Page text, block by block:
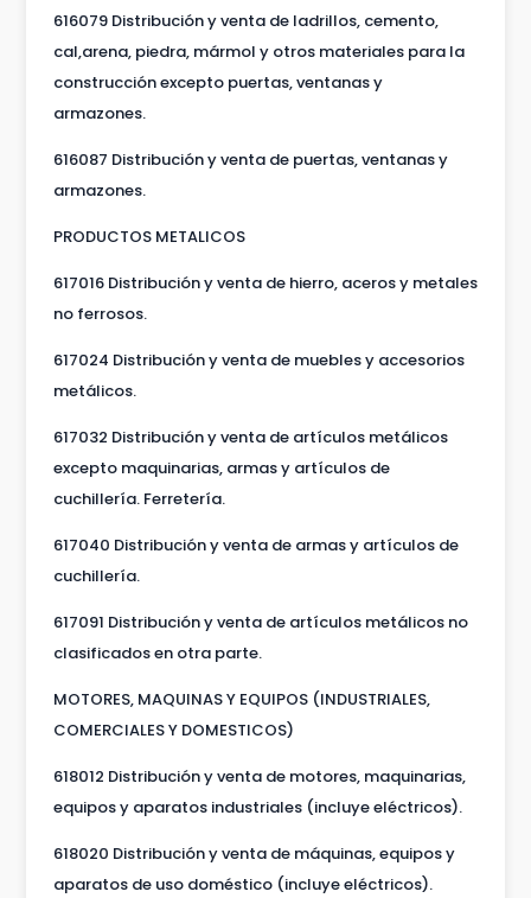
616079 Distribución y venta de ladrillos, cemento,
cal,arena, piedra, mármol y otros materiales para la
construcción excepto puertas, ventanas y
armazones.
616087 Distribución y venta de puertas, ventanas y
armazones.
PRODUCTOS METALICOS
617016 Distribución y venta de hierro, aceros y metales
no ferrosos.
617024 Distribución y venta de muebles y accesorios
metálicos.
617032 Distribución y venta de artículos metálicos
excepto maquinarias, armas y artículos de
cuchillería. Ferretería.
617040 Distribución y venta de armas y artículos de
cuchillería.
617091 Distribución y venta de artículos metálicos no
clasificados en otra parte.
MOTORES, MAQUINAS Y EQUIPOS (INDUSTRIALES,
COMERCIALES Y DOMESTICOS)
618012 Distribución y venta de motores, maquinarias,
equipos y aparatos industriales (incluye eléctricos).
618020 Distribución y venta de máquinas, equipos y
aparatos de uso doméstico (incluye eléctricos).